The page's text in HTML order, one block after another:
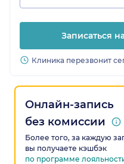
Записаться
Клиника перезвонит
Онлайн-запись
без комиссии
Более того, за каждую
вы получаете кэшбэк
по программе